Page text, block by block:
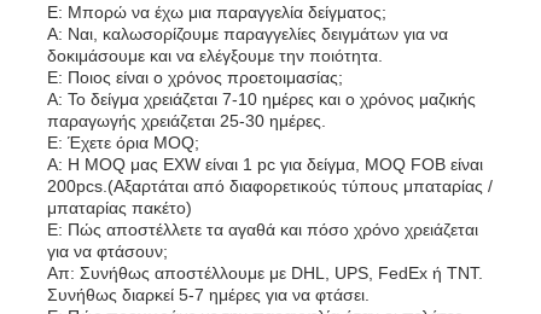
Ε: Μπορώ να έχω μια παραγγελία δείγματος;
Α: Ναι, καλωσορίζουμε παραγγελίες δειγμάτων για να
δοκιμάσουμε και να ελέγξουμε την ποιότητα.
Ε: Ποιος είναι ο χρόνος προετοιμασίας;
Α: Το δείγμα χρειάζεται 7-10 ημέρες και ο χρόνος μαζικής
παραγωγής χρειάζεται 25-30 ημέρες.
Ε: Έχετε όρια MOQ;
Α: Η MOQ μας EXW είναι 1 pc για δείγμα, MOQ FOB είναι
200pcs.(Αξαρτάται από διαφορετικούς τύπους μπαταρίας /
μπαταρίας πακέτο)
Ε: Πώς αποστέλλετε τα αγαθά και πόσο χρόνο χρειάζεται
για να φτάσουν;
Απ: Συνήθως αποστέλλουμε με DHL, UPS, FedEx ή TNT.
Συνήθως διαρκεί 5-7 ημέρες για να φτάσει.